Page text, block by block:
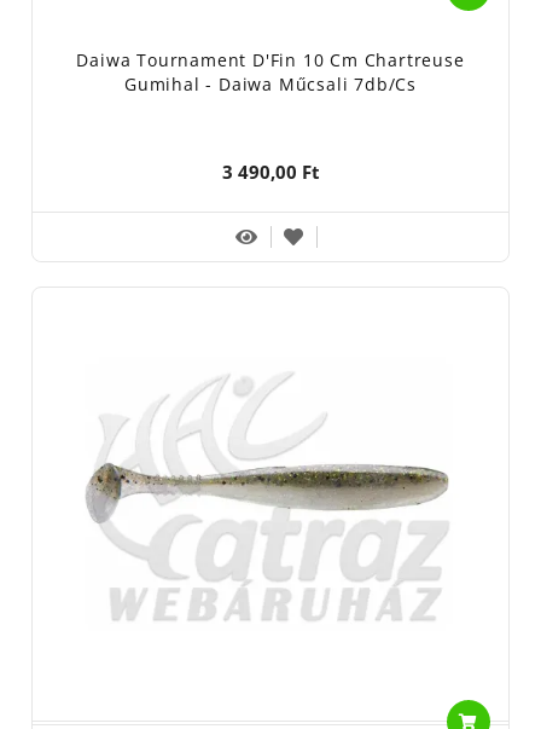
Daiwa Tournament D'Fin 10 Cm Chartreuse
Gumihal - Daiwa Műcsali 7db/cs
3 490,00 Ft